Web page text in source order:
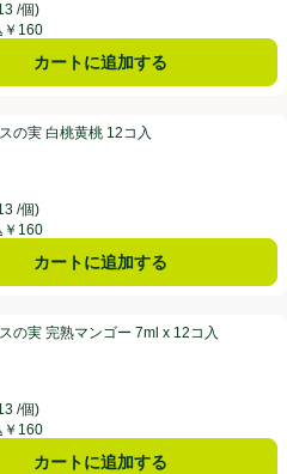
/個)
￥160
カートに追加する
。
の実 白桃黄桃 12コ入
/個)
￥160
カートに追加する
x 12コ入
。
の実 完熟マンゴー 7ml x 12コ入
/個)
￥160
カートに追加する